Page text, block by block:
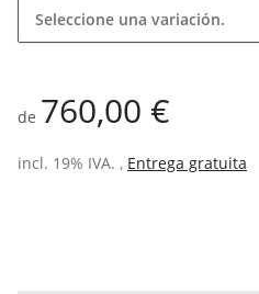
Seleccione una variación.
de 760,00 €
incl. 19% IVA. , Entrega gratuita